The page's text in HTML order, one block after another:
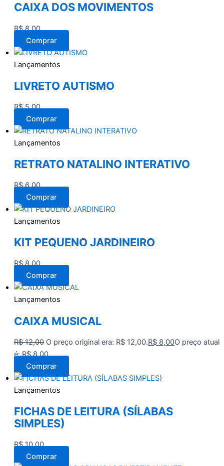
CAIXA DOS MOVIMENTOS
R$8,00
Comprar
Lançamentos
LIVRETO AUTISMO
R$5,00
Comprar
Lançamentos
RETRATO NATALINO INTERATIVO
R$6,00
Comprar
Lançamentos
KIT PEQUENO JARDINEIRO
R$8,00
Comprar
Lançamentos
CAIXA MUSICAL
R$12,00 O preço original era: R$ 12,00.R$ 8,00O preço atual
é: R$ 8,00.
Comprar
Lançamentos
FICHAS DE LEITURA (SÍLABAS
SIMPLES)
R$10,00
Comprar